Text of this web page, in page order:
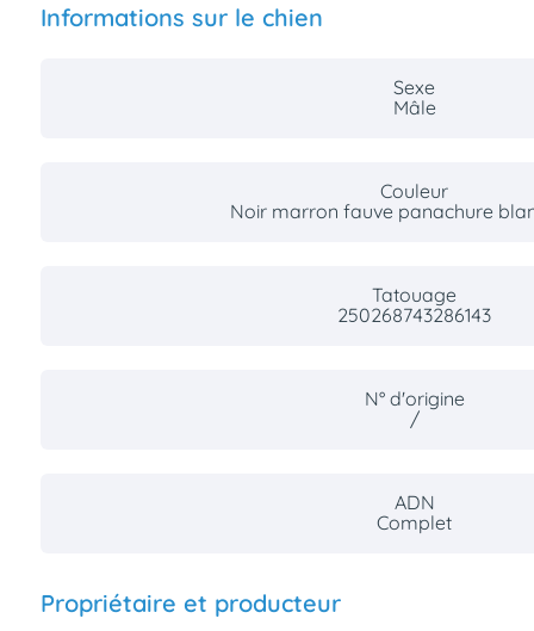
Informations sur le chien
Sexe
Mâle
Couleur
Noir marron fauve panachure
Tatouage
250268743286143
N° d'origine
/
ADN
Complet
Propriétaire et producteur